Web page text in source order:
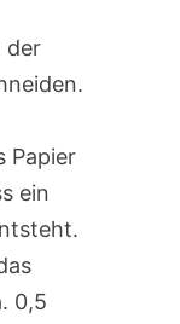
der
Papier
ein
0,5